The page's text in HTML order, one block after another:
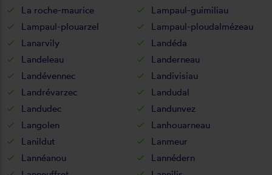
La roche-maurice
Lampaul-guimiliau
Lampaul-plouarzel
Lampaul-ploudalmézeau
Lanarvily
Landéda
Landeleau
Landerneau
Landévennec
Landivisiau
Landrévarzec
Landudal
Landudec
Landunvez
Langolen
Lanhouarneau
Lanildut
Lanmeur
Lannéanou
Lannédern